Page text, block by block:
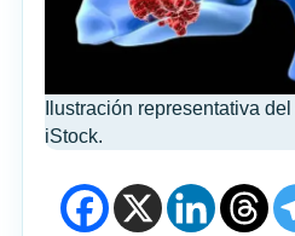
Ilustración representativa
iStock.